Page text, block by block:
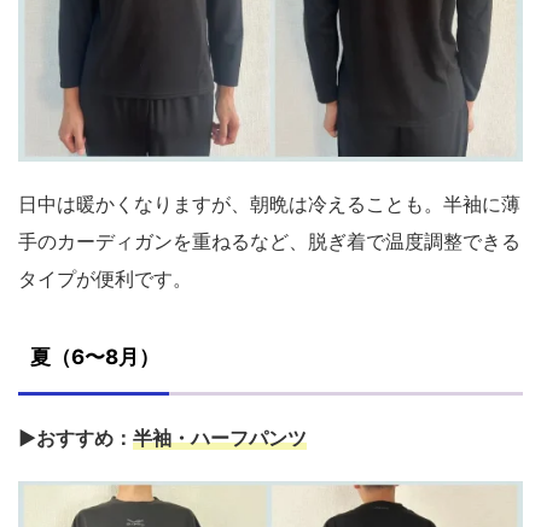
日中は暖かくなりますが、朝晩は冷えることも。半袖に薄
手のカーディガンを重ねるなど、脱ぎ着で温度調整できる
タイプが便利です。
夏（6〜8月）
▶おすすめ： 半袖・ハーフパンツ